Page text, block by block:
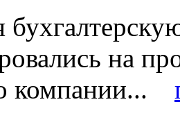
на
компании...